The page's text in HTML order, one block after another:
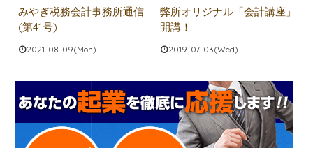
みやぎ税務会計事務所通信
(第41号)
2021-08-09(Mon)
弊所オリジナル「会計講座」
開講！
2019-07-03(Wed)